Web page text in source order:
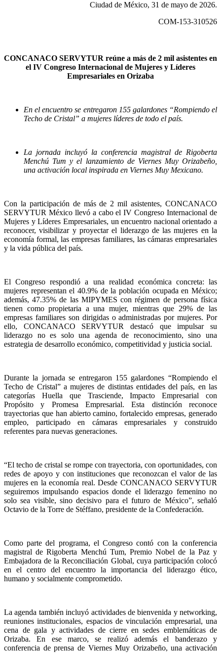
Ciudad de México, 31 de mayo de 2026.
COM-153-310526
CONCANACO SERVYTUR reúne a más de 2 mil asistentes en
el IV Congreso Internacional de Mujeres y Líderes
Empresariales en Orizaba
En el encuentro se entregaron 155 galardones “Rompiendo el
Techo de Cristal” a mujeres líderes de todo el país.
La jornada incluyó la conferencia magistral de Rigoberta
Menchú Tum y el lanzamiento de Viernes Muy Orizabeño,
una activación local inspirada en Viernes Muy Mexicano.
Con la participación de más de 2 mil asistentes, CONCANACO
SERVYTUR México llevó a cabo el IV Congreso Internacional de
Mujeres y Líderes Empresariales, un encuentro nacional orientado a
reconocer, visibilizar y proyectar el liderazgo de las mujeres en la
economía formal, las empresas familiares, las cámaras empresariales
y la vida pública del país.
El Congreso respondió a una realidad económica concreta: las
mujeres representan el 40.9% de la población ocupada en México;
además, 47.35% de las MIPYMES con régimen de persona física
tienen como propietaria a una mujer, mientras que 29% de las
empresas familiares son dirigidas o administradas por mujeres. Por
ello, CONCANACO SERVYTUR destacó que impulsar su
liderazgo no es solo una agenda de reconocimiento, sino una
estrategia de desarrollo económico, competitividad y justicia social.
Durante la jornada se entregaron 155 galardones “Rompiendo el
Techo de Cristal” a mujeres de distintas entidades del país, en las
categorías Huella que Trasciende, Impacto Empresarial con
Propósito y Promesa Empresarial. Esta distinción reconoce
trayectorias que han abierto camino, fortalecido empresas, generado
empleo, participado en cámaras empresariales y construido
referentes para nuevas generaciones.
“El techo de cristal se rompe con trayectoria, con oportunidades, con
redes de apoyo y con instituciones que reconozcan el valor de las
mujeres en la economía real. Desde CONCANACO SERVYTUR
seguiremos impulsando espacios donde el liderazgo femenino no
solo sea visible, sino decisivo para el futuro de México”, señaló
Octavio de la Torre de Stéffano, presidente de la Confederación.
Como parte del programa, el Congreso contó con la conferencia
magistral de Rigoberta Menchú Tum, Premio Nobel de la Paz y
Embajadora de la Reconciliación Global, cuya participación colocó
en el centro del encuentro la importancia del liderazgo ético,
humano y socialmente comprometido.
La agenda también incluyó actividades de bienvenida y networking,
reuniones institucionales, espacios de vinculación empresarial, una
cena de gala y actividades de cierre en sedes emblemáticas de
Orizaba. En ese marco, se realizó además el banderazo y
conferencia de prensa de Viernes Muy Orizabeño, una activación